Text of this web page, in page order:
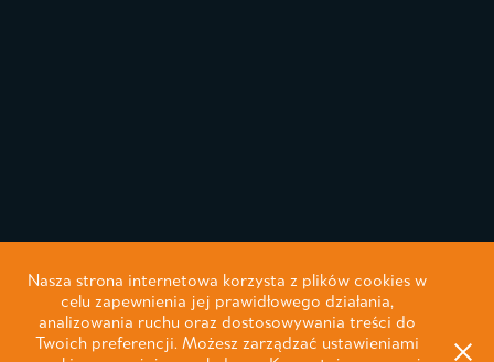
Nasza strona internetowa korzysta z plików cookies w
celu zapewnienia jej prawidłowego działania,
analizowania ruchu oraz dostosowywania treści do
Twoich preferencji. Możesz zarządzać ustawieniami